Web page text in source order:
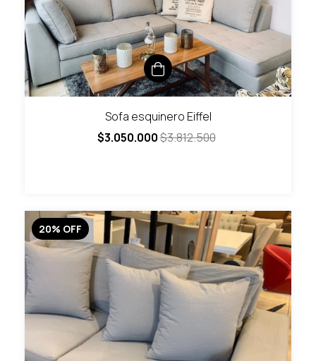
Sofa esquinero Eiffel
$3.050.000$3.812.500
20% OFF